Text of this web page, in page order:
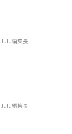
編集長
編集長